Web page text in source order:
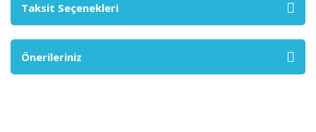
Taksit Seçenekleri
Önerileriniz